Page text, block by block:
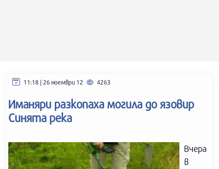
11:18 | 26 ноември 12 4263
Иманяри разкопаха могила до язовир
Синята река
Вчера
в